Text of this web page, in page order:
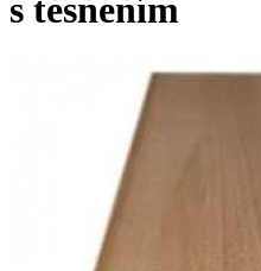
s tesnením